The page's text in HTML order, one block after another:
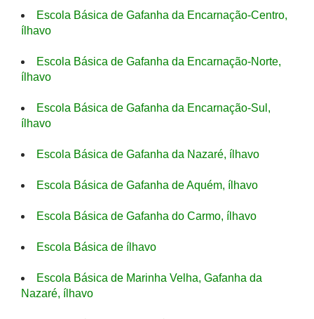
Escola Básica de Gafanha da Encarnação-Centro,
ílhavo
Escola Básica de Gafanha da Encarnação-Norte,
ílhavo
Escola Básica de Gafanha da Encarnação-Sul,
ílhavo
Escola Básica de Gafanha da Nazaré, ílhavo
Escola Básica de Gafanha de Aquém, ílhavo
Escola Básica de Gafanha do Carmo, ílhavo
Escola Básica de ílhavo
Escola Básica de Marinha Velha, Gafanha da
Nazaré, ílhavo